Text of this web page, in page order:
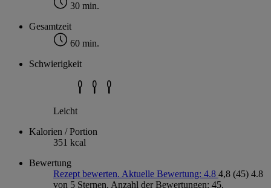
30 min.
Gesamtzeit
60 min.
Schwierigkeit
Leicht
Kalorien / Portion
351 kcal
Bewertung
Rezept bewerten. Aktuelle Bewertung: 4.8 4,8 (45) 4.8
von 5 Sternen. Anzahl der Bewertungen: 45.